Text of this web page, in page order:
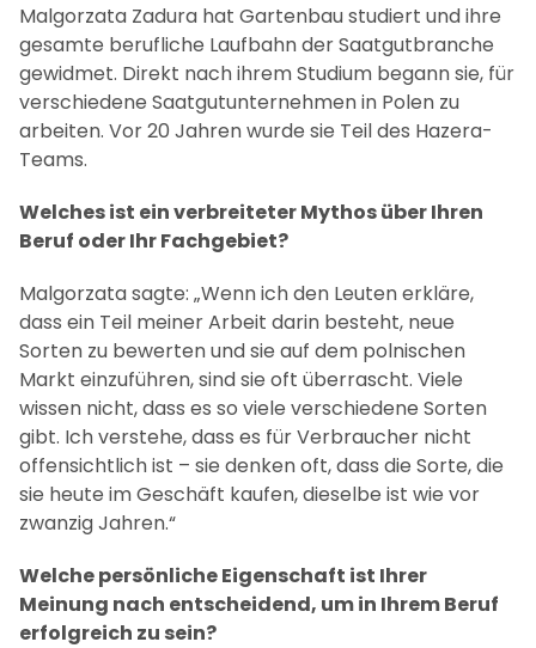
Malgorzata Zadura hat Gartenbau studiert und ihre
gesamte berufliche Laufbahn der Saatgutbranche
gewidmet. Direkt nach ihrem Studium begann sie, für
verschiedene Saatgutunternehmen in Polen zu
arbeiten. Vor 20 Jahren wurde sie Teil des Hazera-
Teams.
Welches ist ein verbreiteter Mythos über Ihren
Beruf oder Ihr Fachgebiet?
Malgorzata sagte: „Wenn ich den Leuten erkläre,
dass ein Teil meiner Arbeit darin besteht, neue
Sorten zu bewerten und sie auf dem polnischen
Markt einzuführen, sind sie oft überrascht. Viele
wissen nicht, dass es so viele verschiedene Sorten
gibt. Ich verstehe, dass es für Verbraucher nicht
offensichtlich ist – sie denken oft, dass die Sorte, die
sie heute im Geschäft kaufen, dieselbe ist wie vor
zwanzig Jahren.“
Welche persönliche Eigenschaft ist Ihrer
Meinung nach entscheidend, um in Ihrem Beruf
erfolgreich zu sein?